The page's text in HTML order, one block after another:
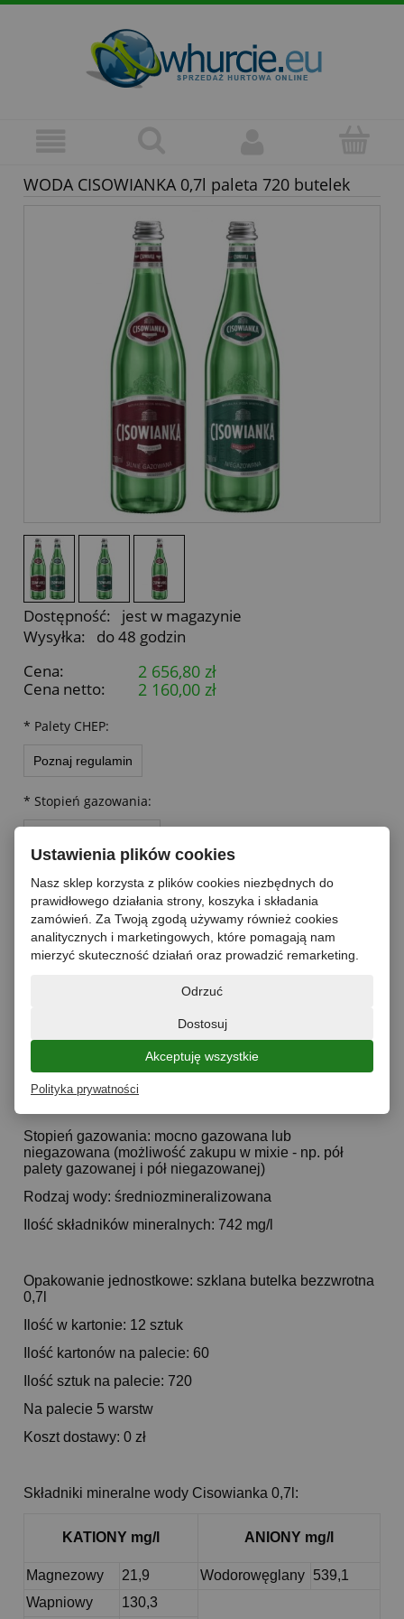
WODA CISOWIANKA 0,7l paleta 720 butelek
Dostępność:
jest w magazynie
Wysyłka:
do 48 godzin
Cena:
2 656,80 zł
Cena netto: 2 160,00 zł
* Palety CHEP:
Poznaj regulamin
* Stopień gazowania:
paleta
do koszyka
dodaj do przechowalni
- Pole wymagane
zapytaj o produkt
Dane techniczne
Stopień gazowania: mocno gazowana lub
niegazowana (możliwość zakupu w mixie - np. pół
palety gazowanej i pół niegazowanej)
Rodzaj wody: średniozmineralizowana
Ilość składników mineralnych: 742 mg/l
Opakowanie jednostkowe: szklana butelka bezzwrotna
0,7l
Ilość w kartonie: 12 sztuk
Ilość kartonów na palecie: 60
Ilość sztuk na palecie: 720
Na palecie 5 warstw
Koszt dostawy: 0 zł
Składniki mineralne wody Cisowianka 0,7l:
KATIONY mg/l ANIONY mg/l
Magnezowy 21,9 Wodorowęglany 539,1
Wapniowy
130,3
Ustawienia plików cookies
Nasz sklep korzysta z plików cookies niezbędnych do
prawidłowego działania strony, koszyka i składania
zamówień. Za Twoją zgodą używamy również cookies
analitycznych i marketingowych, które pomagają nam
mierzyć skuteczność działań oraz prowadzić remarketing.
Odrzuć
Dostosuj
Akceptuję wszystkie
Polityka prywatności